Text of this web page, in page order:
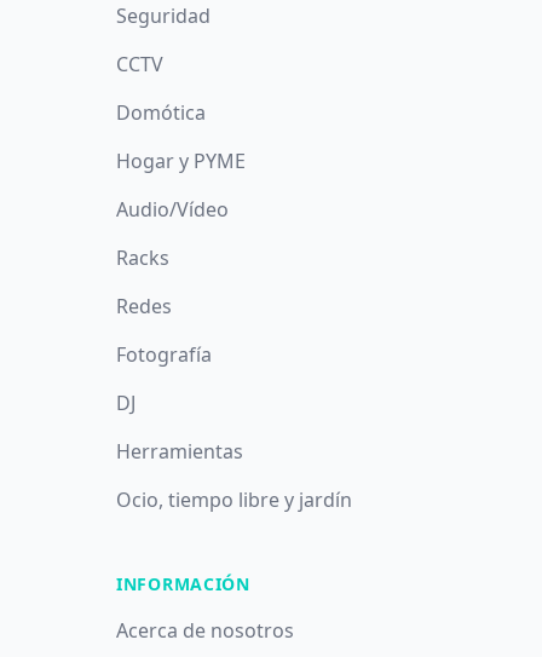
Seguridad
CCTV
Domótica
Hogar y PYME
Audio/Vídeo
Racks
Redes
Fotografía
DJ
Herramientas
Ocio, tiempo libre y jardín
INFORMACIÓN
Acerca de nosotros